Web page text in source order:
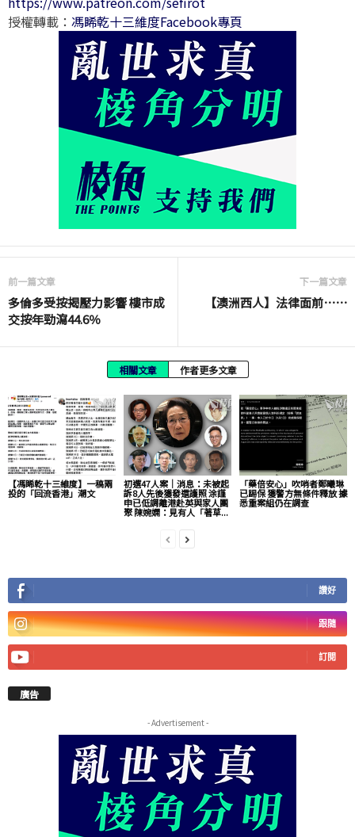
授權轉載： 馮睎乾十三維度Facebook專頁
前一篇文章
多倫多受按揭壓力影響 樓市成
交按年勁瀉44.6％
下一篇文章
【澳洲西人】法律面前⋯⋯
相關文章 作者更多文章
【馮睎乾十三維度】一稿兩
投的「回流香港」潮文
初選47人案｜消息：未被起
訴8人先後獲發還護照 涂謹
申已低調離港赴英與家人團
聚 陳婉嫻：見有人「著草...
「藥倍安心」吹哨者鄭曦琳
已踢保 獲警方無條件釋放 據
悉重案組仍在調查
讚好
跟隨
訂閱
廣告
- Advertisement -